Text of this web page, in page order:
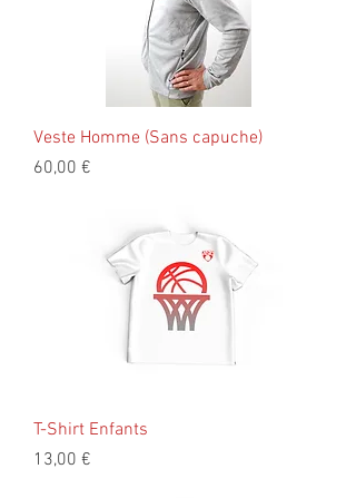
Veste Homme (Sans capuche)
Prix
60,00 €
T-Shirt Enfants
Prix
13,00 €